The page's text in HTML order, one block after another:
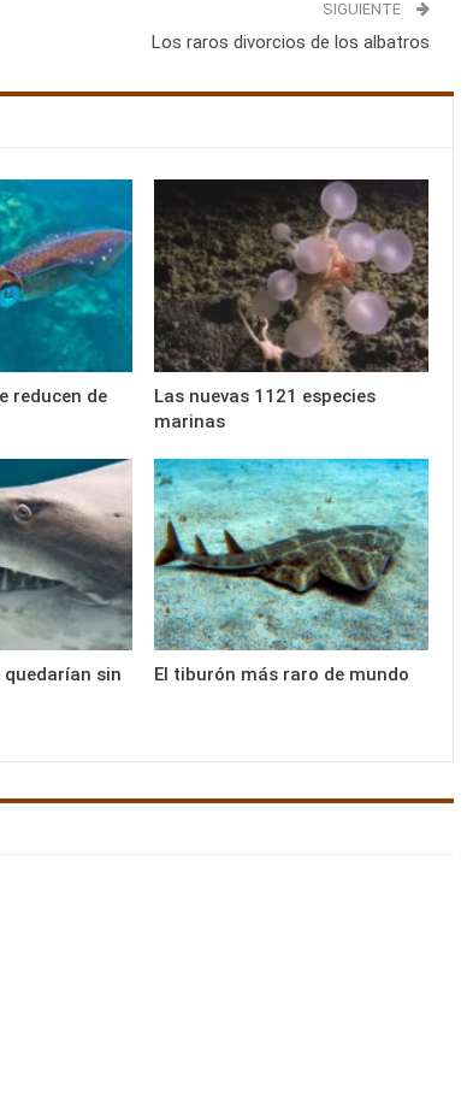
SIGUIENTE
Los raros divorcios de los albatros
reducen de
Las nuevas 1121 especies
marinas
sin
El tiburón más raro de mundo